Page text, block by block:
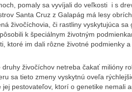
pomaly sa vyvíjali do veľkosti i s
Santa Cruz z Galapág má lesy
živočíchovia, či rastliny vyskytujúca sa
k špeciálnym životným
ktoré im dali rôzne životné podmienky
druhy živočíchov netreba čakať milióny
sa tieto zmeny vyskytnú oveľa
pestovateľov, ktorí o genetike nemali